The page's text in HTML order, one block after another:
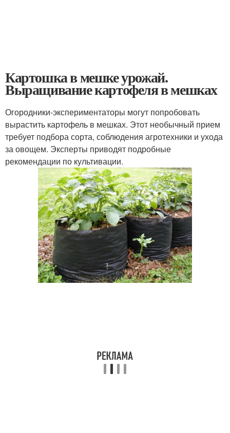
Картошка в мешке урожай.
Выращивание картофеля в мешках
Огородники-экспериментаторы могут попробовать
вырастить картофель в мешках. Этот необычный прием
требует подбора сорта, соблюдения агротехники и ухода
за овощем. Эксперты приводят подробные
рекомендации по культивации.